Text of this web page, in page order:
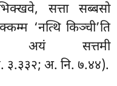
सत्ता सब्बसो
‘नत्थि किञ्ची’ति
अयं सत्तमी
३.३३२; अ. नि. ७.४४).